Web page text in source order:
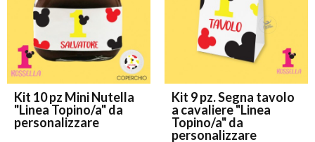
Kit 10 pz Mini Nutella
"Linea Topino/a" da
personalizzare
Kit 9 pz. Segna tavolo
a cavaliere "Linea
Topino/a" da
personalizzare